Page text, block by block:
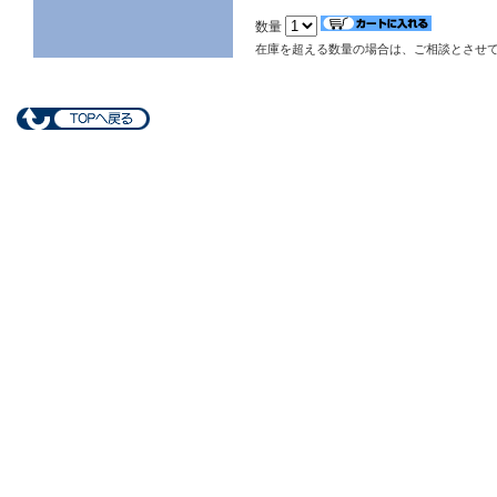
数量
在庫を超える数量の場合は、ご相談とさせ